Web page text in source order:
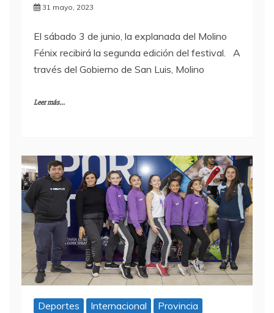
31 mayo, 2023
El sábado 3 de junio, la explanada del Molino
Fénix recibirá la segunda edición del festival. A
través del Gobierno de San Luis, Molino
Leer más...
Deportes Internacional Provincia